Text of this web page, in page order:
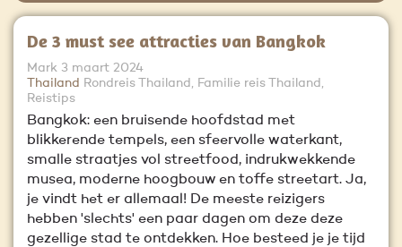
De 3 must see attracties van Bangkok
Mark 3 maart 2024
Thailand Rondreis Thailand, Familie reis Thailand,
Reistips
Bangkok: een bruisende hoofdstad met
blikkerende tempels, een sfeervolle waterkant,
smalle straatjes vol streetfood, indrukwekkende
musea, moderne hoogbouw en toffe streetart. Ja,
je vindt het er allemaal! De meeste reizigers
hebben 'slechts' een paar dagen om deze deze
gezellige stad te ontdekken. Hoe besteed je je tijd